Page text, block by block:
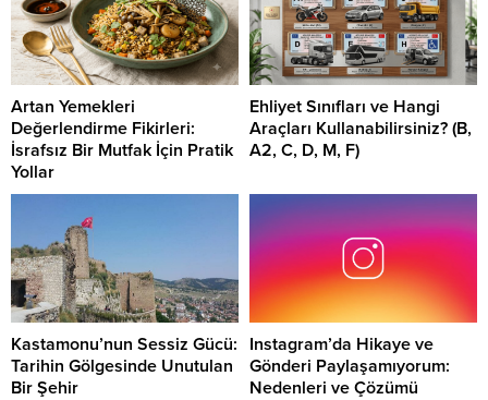
Artan Yemekleri
Değerlendirme Fikirleri:
İsrafsız Bir Mutfak İçin Pratik
Yollar
Ehliyet Sınıfları ve Hangi
Araçları Kullanabilirsiniz? (B,
A2, C, D, M, F)
Kastamonu’nun Sessiz Gücü:
Tarihin Gölgesinde Unutulan
Bir Şehir
Instagram’da Hikaye ve
Gönderi Paylaşamıyorum:
Nedenleri ve Çözümü